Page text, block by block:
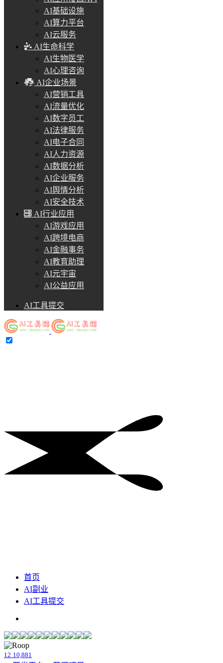
AI基础设施
AI算力平台
AI云服务
AI生命科学
AI生物医学
AI心理咨询
AI企业场景
AI营销工具
AI流量优化
AI数字员工
AI法律服务
AI电子合同
AI人力资源
AI数据分析
AI企业服务
AI舆情分析
AI安全技术
AI行业应用
AI游戏应用
AI跨境电商
AI金融事务
AI教育助理
AI元宇宙
AI公益应用
AI工具提交
首页
AI副业
AI工具提交
12 10,881